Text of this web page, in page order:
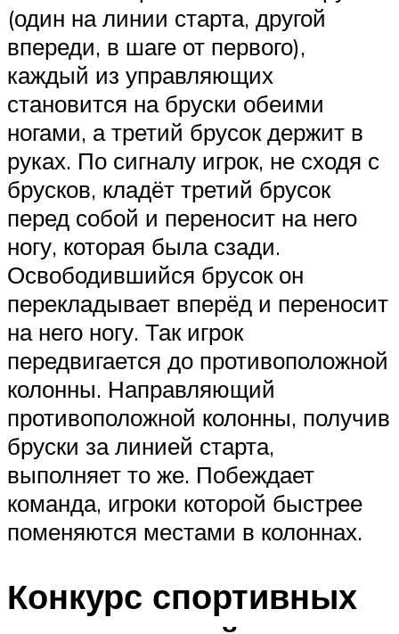
(один на линии старта, другой
впереди, в шаге от первого),
каждый из управляющих
становится на бруски обеими
ногами, а третий брусок держит в
руках. По сигналу игрок, не сходя с
брусков, кладёт третий брусок
перед собой и переносит на него
ногу, которая была сзади.
Освободившийся брусок он
перекладывает вперёд и переносит
на него ногу. Так игрок
передвигается до противоположной
колонны. Направляющий
противоположной колонны, получив
бруски за линией старта,
выполняет то же. Побеждает
команда, игроки которой быстрее
поменяются местами в колоннах.
Конкурс спортивных